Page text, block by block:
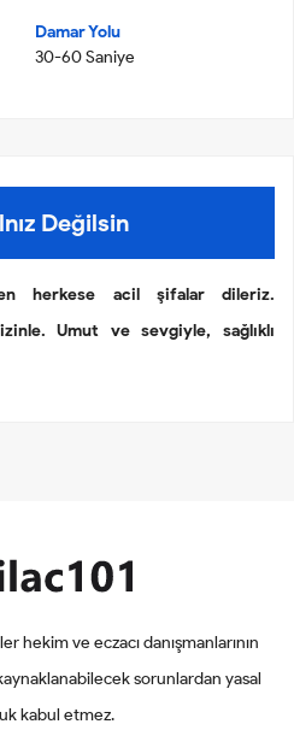
Damar Yolu
30-60 Saniye
Değilsin
herkese acil şifalar dileriz.
sizinle. Umut ve sevgiyle, sağlıklı
hekim ve eczacı danışmanlarının
sorunlardan yasal
kabul etmez.